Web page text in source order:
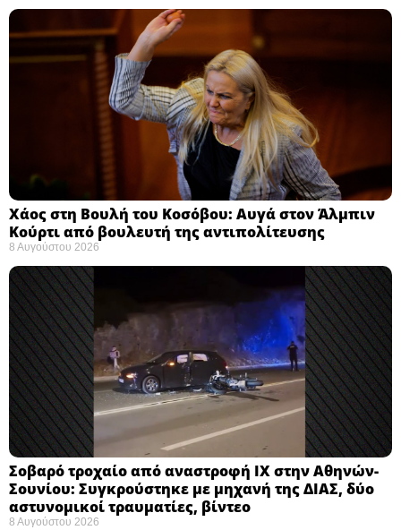
Χάος στη Βουλή του Κοσόβου: Αυγά στον Άλμπιν
Κούρτι από βουλευτή της αντιπολίτευσης
8 Αυγούστου 2026
Σοβαρό τροχαίο από αναστροφή ΙΧ στην Αθηνών-
Σουνίου: Συγκρούστηκε με μηχανή της ΔΙΑΣ, δύο
αστυνομικοί τραυματίες, βίντεο
8 Αυγούστου 2026